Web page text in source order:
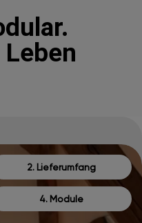
2. Lieferumfang
4. Module